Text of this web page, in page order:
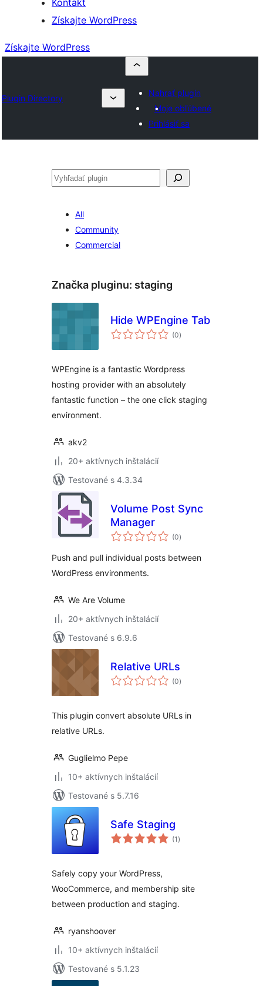
Kontakt
Získajte WordPress
Získajte WordPress
Plugin Directory
Nahrať plugin
Moje obľúbené
Prihlásiť sa
Hľadať
All
Community
Commercial
Značka pluginu: staging
Hide WPEngine Tab
(0celkové
hodnotenie
)
WPEngine is a fantastic Wordpress
hosting provider with an absolutely
fantastic function – the one click staging
environment.
akv2
20+ aktívnych inštalácií
Testované s 4.3.34
Volume Post Sync
Manager
(0celkové
hodnotenie
)
Push and pull individual posts between
WordPress environments.
We Are Volume
20+ aktívnych inštalácií
Testované s 6.9.6
Relative URLs
(0celkové
hodnotenie
)
This plugin convert absolute URLs in
relative URLs.
Guglielmo Pepe
10+ aktívnych inštalácií
Testované s 5.7.16
Safe Staging
(1 celkové
hodnotenie
)
Safely copy your WordPress,
WooCommerce, and membership site
between production and staging.
ryanshoover
10+ aktívnych inštalácií
Testované s 5.1.23